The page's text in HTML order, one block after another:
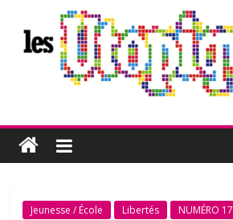
contenu
Les
Utopiques
RevueJeunesse / École Libertés NUMÉRO 17